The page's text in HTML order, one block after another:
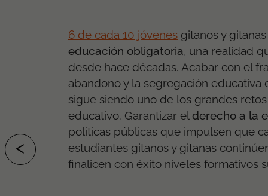
6 de cada 10 jóvenes gitanos y
educación obligatoria, una realidad
desde hace décadas. Acabar con el
abandono y la segregación educativa
sigue siendo uno de los grandes
educativo. Garantizar el derecho a la
políticas públicas que impulsen que
estudiantes gitanos y gitanas
finalicen con éxito niveles formativos
<ANTERIOR